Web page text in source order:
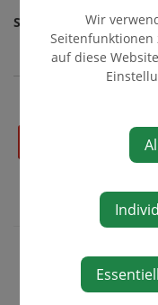
SCU Ybbsitz
>> LISTE VEREINE
GEMEINDE
Wir
auf diese